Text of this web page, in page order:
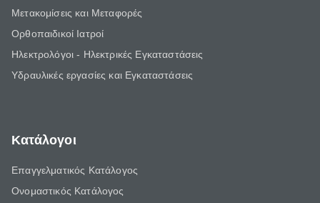
Μετακομίσεις και Μεταφορές
Ορθοπαιδικοί Ιατροί
Ηλεκτρολόγοι - Ηλεκτρικές Εγκαταστάσεις
Υδραυλικές εργασίες και Εγκαταστάσεις
Κατάλογοι
Επαγγελματικός Κατάλογος
Ονομαστικός Κατάλογος